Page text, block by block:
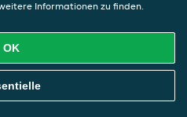
Informationen zu finden.
OK